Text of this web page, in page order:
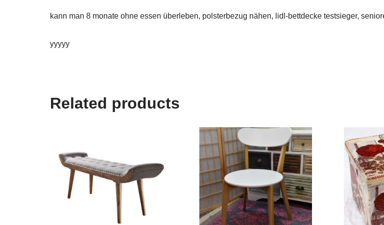
kann man 8 monate ohne essen überleben, polsterbezug nähen, lidl-bettdecke testsieger,
yyyyy
Related products